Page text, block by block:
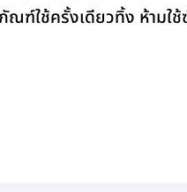
ใช้ครั้งเดียวทิ้ง ห้ามใช้